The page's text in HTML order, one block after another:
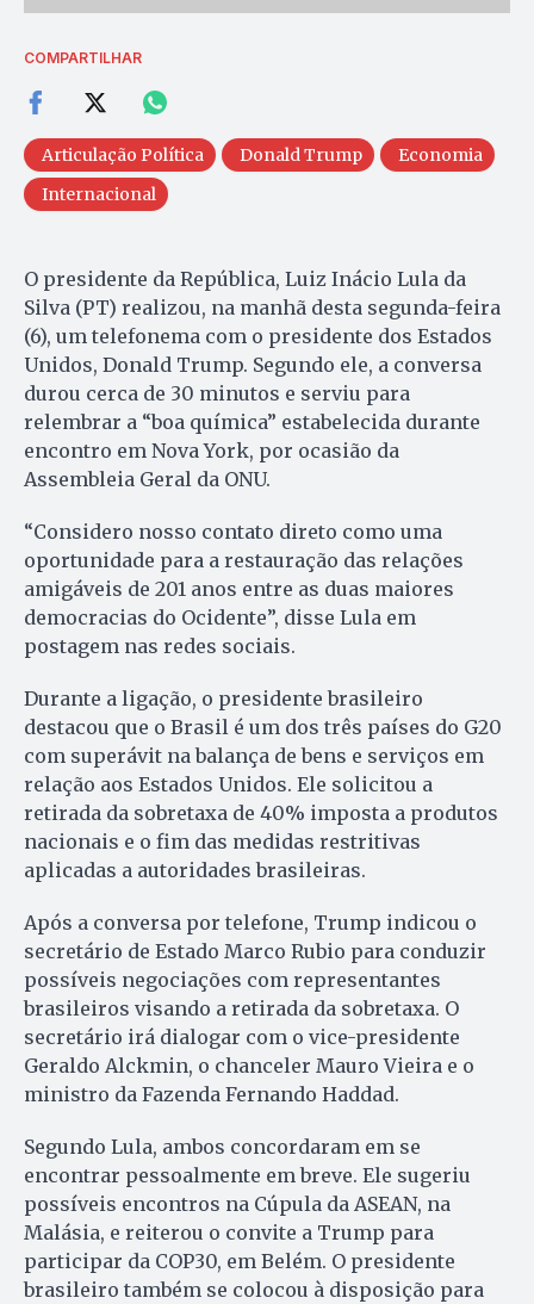
COMPARTILHAR
Articulação Política Donald Trump
Economia
Internacional
O presidente da República, Luiz Inácio Lula da
Silva (PT) realizou, na manhã desta segunda-feira
(6), um telefonema com o presidente dos Estados
Unidos, Donald Trump. Segundo ele, a conversa
durou cerca de 30 minutos e serviu para
relembrar a “boa química” estabelecida durante
encontro em Nova York, por ocasião da
Assembleia Geral da ONU.
“Considero nosso contato direto como uma
oportunidade para a restauração das relações
amigáveis de 201 anos entre as duas maiores
democracias do Ocidente”, disse Lula em
postagem nas redes sociais.
Durante a ligação, o presidente brasileiro
destacou que o Brasil é um dos três países do G20
com superávit na balança de bens e serviços em
relação aos Estados Unidos. Ele solicitou a
retirada da sobretaxa de 40% imposta a produtos
nacionais e o fim das medidas restritivas
aplicadas a autoridades brasileiras.
Após a conversa por telefone, Trump indicou o
secretário de Estado Marco Rubio para conduzir
possíveis negociações com representantes
brasileiros visando a retirada da sobretaxa. O
secretário irá dialogar com o vice-presidente
Geraldo Alckmin, o chanceler Mauro Vieira e o
ministro da Fazenda Fernando Haddad.
Segundo Lula, ambos concordaram em se
encontrar pessoalmente em breve. Ele sugeriu
possíveis encontros na Cúpula da ASEAN, na
Malásia, e reiterou o convite a Trump para
participar da COP30, em Belém. O presidente
brasileiro também se colocou à disposição para